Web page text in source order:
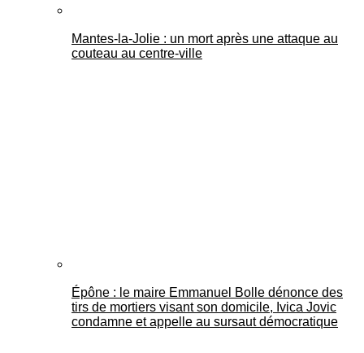
Mantes-la-Jolie : un mort après une attaque au
couteau au centre-ville
Épône : le maire Emmanuel Bolle dénonce des
tirs de mortiers visant son domicile, Ivica Jovic
condamne et appelle au sursaut démocratique